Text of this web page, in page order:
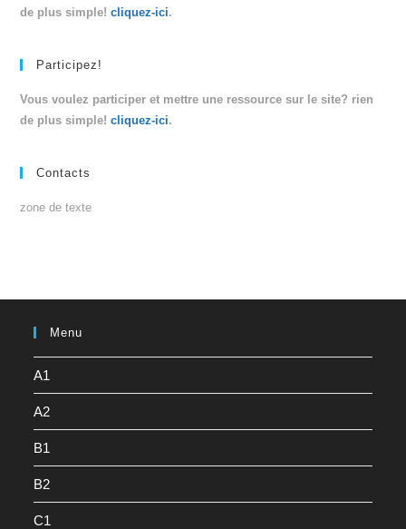
de plus simple!cliquez-ici.
Participez!
Vous voulez participer et mettre une ressource sur le site? rien
de plus simple!cliquez-ici.
Contacts
zone de texte
Menu
A1
A2
B1
B2
C1